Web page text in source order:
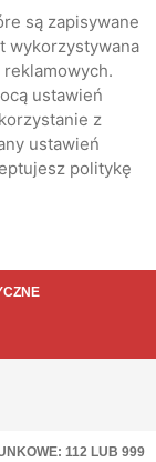
są zapisywane
wykorzystywana
ustawień
z
ustawień
politykę
112 LUB 999